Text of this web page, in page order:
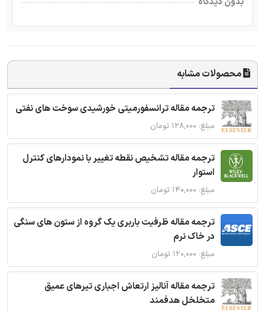
محصولات مشابه
ترجمه مقاله ترانسفورمیتی خورشیدی سوخت های نفتی
مبلغ: ۱۲۸,۰۰۰ تومان
ترجمه مقاله تشخیص نقطه تغییر با نمودارهای کنترل
استوار
مبلغ: ۱۴۰,۰۰۰ تومان
ترجمه مقاله ظرفیت باربری یک گروه از ستون های سنگی
در خاک نرم
مبلغ: ۱۲۰,۰۰۰ تومان
ترجمه مقاله آنالیز ارتعاش اجباری تیرهای عمیق
متخلخل هدفمند